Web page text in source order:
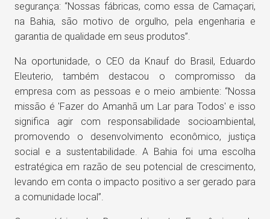
segurança: “Nossas fábricas, como essa de Camaçari,
na Bahia, são motivo de orgulho, pela engenharia e
garantia de qualidade em seus produtos”.
Na oportunidade, o CEO da Knauf do Brasil, Eduardo
Eleuterio, também destacou o compromisso da
empresa com as pessoas e o meio ambiente: “Nossa
missão é 'Fazer do Amanhã um Lar para Todos' e isso
significa agir com responsabilidade socioambiental,
promovendo o desenvolvimento econômico, justiça
social e a sustentabilidade. A Bahia foi uma escolha
estratégica em razão de seu potencial de crescimento,
levando em conta o impacto positivo a ser gerado para
a comunidade local”.